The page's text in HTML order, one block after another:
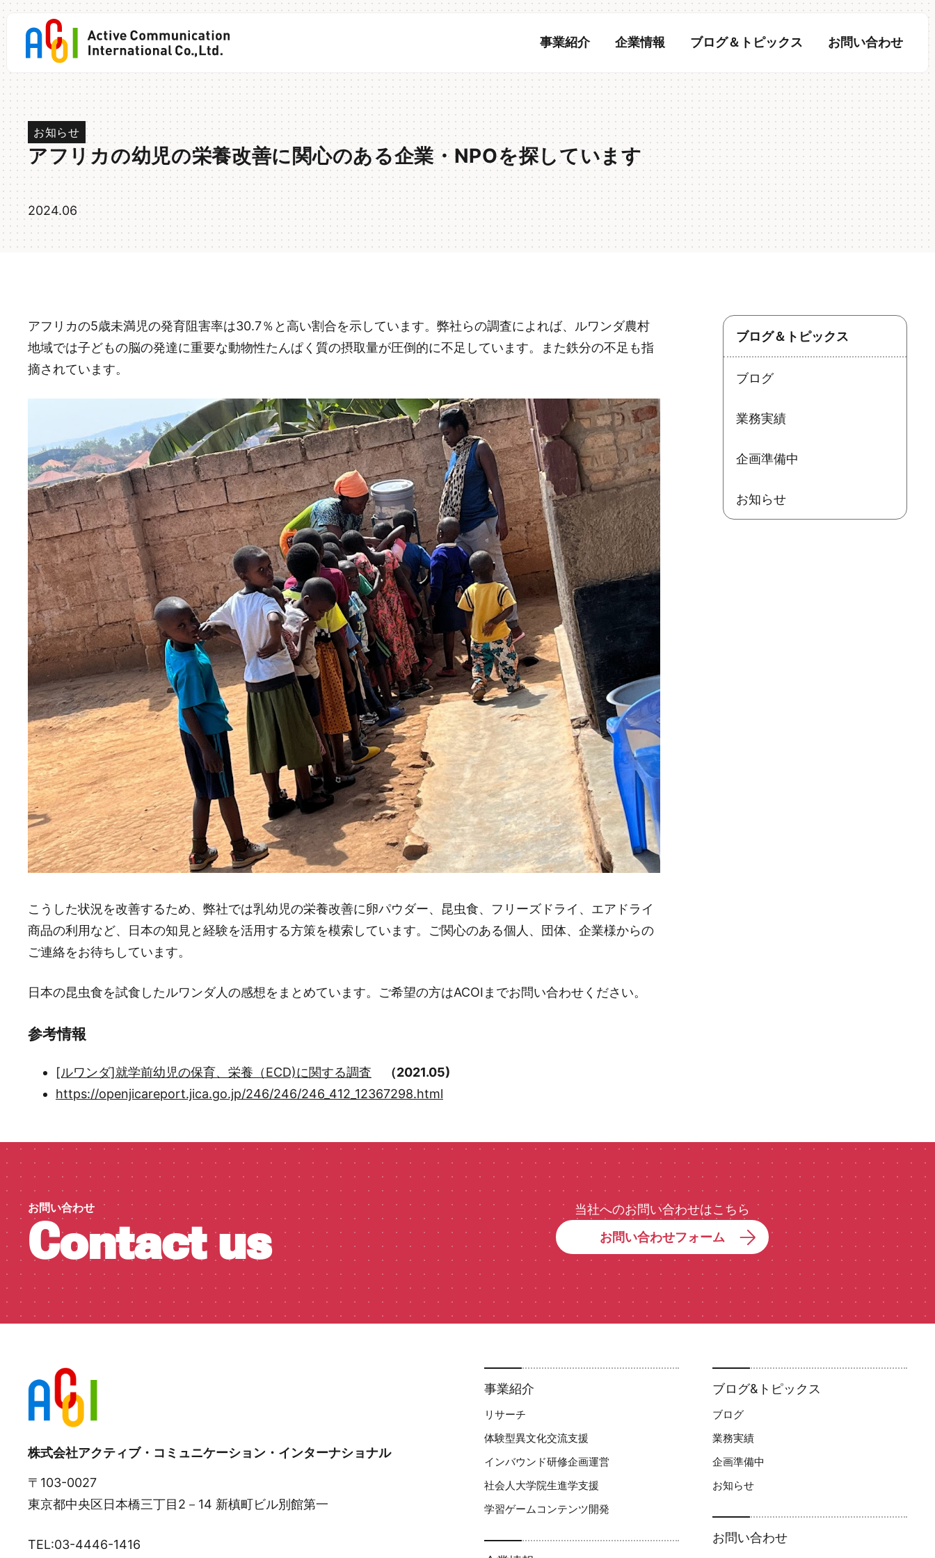
Skip
to
content
事業紹介 企業情報 ブログ＆トピックス お問い合わせ
お知らせ
アフリカの幼児の栄養改善に関心のある企業・NPOを探しています​
2024.06
アフリカの5歳未満児の発育阻害率は30.7％と高い割合を示しています。弊社らの調査によれば、ルワンダ農村
地域では子どもの脳の発達に重要な動物性たんぱく質の摂取量が圧倒的に不足しています。また鉄分の不足も指
摘されています。​
こうした状況を改善するため、弊社では乳幼児の栄養改善に卵パウダー、昆虫食、フリーズドライ、エアドライ
商品の利用など、日本の知見と経験を活用する方策を模索しています。ご関心のある個人、団体、企業様からの
ご連絡をお待ちしています。
日本の昆虫食を試食したルワンダ人の感想をまとめています。ご希望の方はACOIまでお問い合わせください。
参考情報
[ルワンダ]就学前幼児の保育、栄養（ECD)に関する調査 （2021.05)
https://openjicareport.jica.go.jp/246/246/246_412_12367298.html
ブログ＆トピックス
ブログ
業務実績
企画準備中
お知らせ
お問い合わせ
Contact us
当社へのお問い合わせはこちら
お問い合わせフォーム
株式会社アクティブ・コミュニケーション・インターナショナル
〒103-0027
東京都中央区日本橋三丁目2－14 新槙町ビル別館第一
TEL:03-4446-1416
事業紹介
リサーチ
体験型異文化交流支援​
インバウンド研修企画運営
社会人大学院生進学支援
学習ゲームコンテンツ開発
ブログ&トピックス
ブログ
業務実績
企画準備中
お知らせ
お問い合わせ